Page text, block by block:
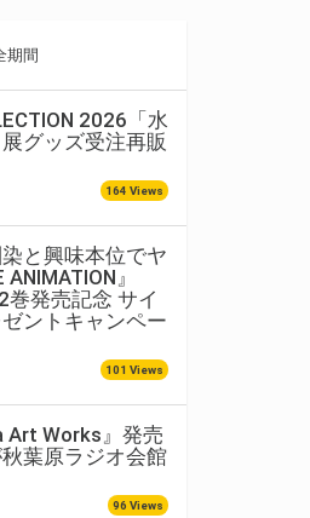
期間
2026「水
グッズ受注再販
164 Views
染と興味本位でヤ
』
巻発売記念 サイ
ントキャンペー
101 Views
Art Works』発売
葉原ラジオ会館
96 Views